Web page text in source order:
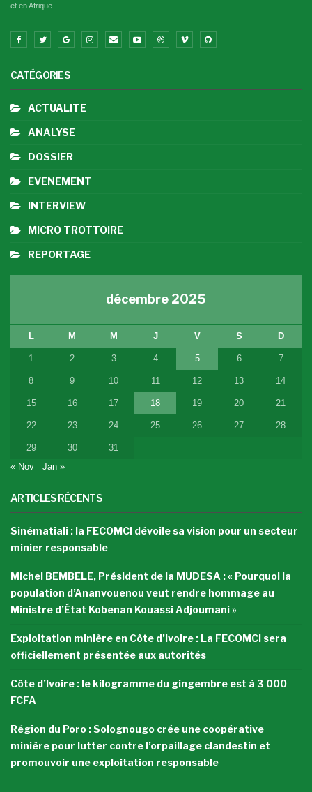
et en Afrique.
CATÉGORIES
ACTUALITE
ANALYSE
DOSSIER
EVENEMENT
INTERVIEW
MICRO TROTTOIRE
REPORTAGE
décembre 2025
L M M J V S D
1 2 3 4 5 6 7
8 9 10 11 12 13 14
15 16 17 18 19 20 21
22 23 24 25 26 27 28
29 30
31
« Nov
Jan »
ARTICLES RÉCENTS
Sinématiali : la FECOMCI dévoile sa vision pour un secteur
minier responsable
Michel BEMBELE, Président de la MUDESA : « Pourquoi la
population d’Ananvouenou veut rendre hommage au
Ministre d’État Kobenan Kouassi Adjoumani »
Exploitation minière en Côte d’Ivoire : La FECOMCI sera
officiellement présentée aux autorités
Côte d’Ivoire : le kilogramme du gingembre est à 3 000
FCFA
Région du Poro : Solognougo crée une coopérative
minière pour lutter contre l’orpaillage clandestin et
promouvoir une exploitation responsable